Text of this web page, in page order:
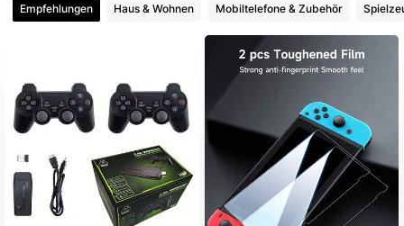
Empfehlungen Haus & Wohnen Mobiltelefone & Zubehör